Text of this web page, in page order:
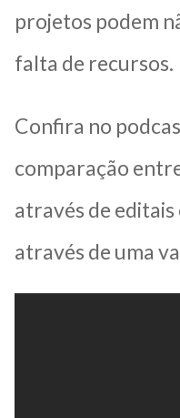
projetos podem
falta de recursos.
Confira no
comparação
através de editais
através de uma